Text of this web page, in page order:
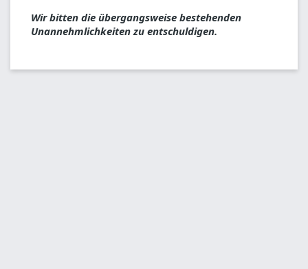
Wir bitten die übergangsweise bestehenden
Unannehmlichkeiten zu entschuldigen.